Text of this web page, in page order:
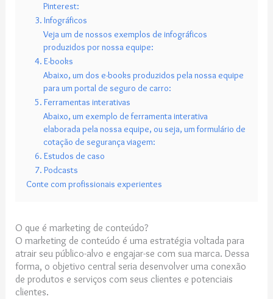
Pinterest:
3. Infográficos
Veja um de nossos exemplos de infográficos
produzidos por nossa equipe:
4. E-books
Abaixo, um dos e-books produzidos pela nossa equipe
para um portal de seguro de carro:
5. Ferramentas interativas
Abaixo, um exemplo de ferramenta interativa
elaborada pela nossa equipe, ou seja, um formulário de
cotação de segurança viagem:
6. Estudos de caso
7. Podcasts
Conte com profissionais experientes
O que é marketing de conteúdo?
O marketing de conteúdo é uma estratégia voltada para
atrair seu público-alvo e engajar-se com sua marca. Dessa
forma, o objetivo central seria desenvolver uma conexão
de produtos e serviços com seus clientes e potenciais
clientes.